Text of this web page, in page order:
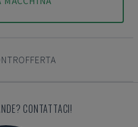
CONTATTACI!